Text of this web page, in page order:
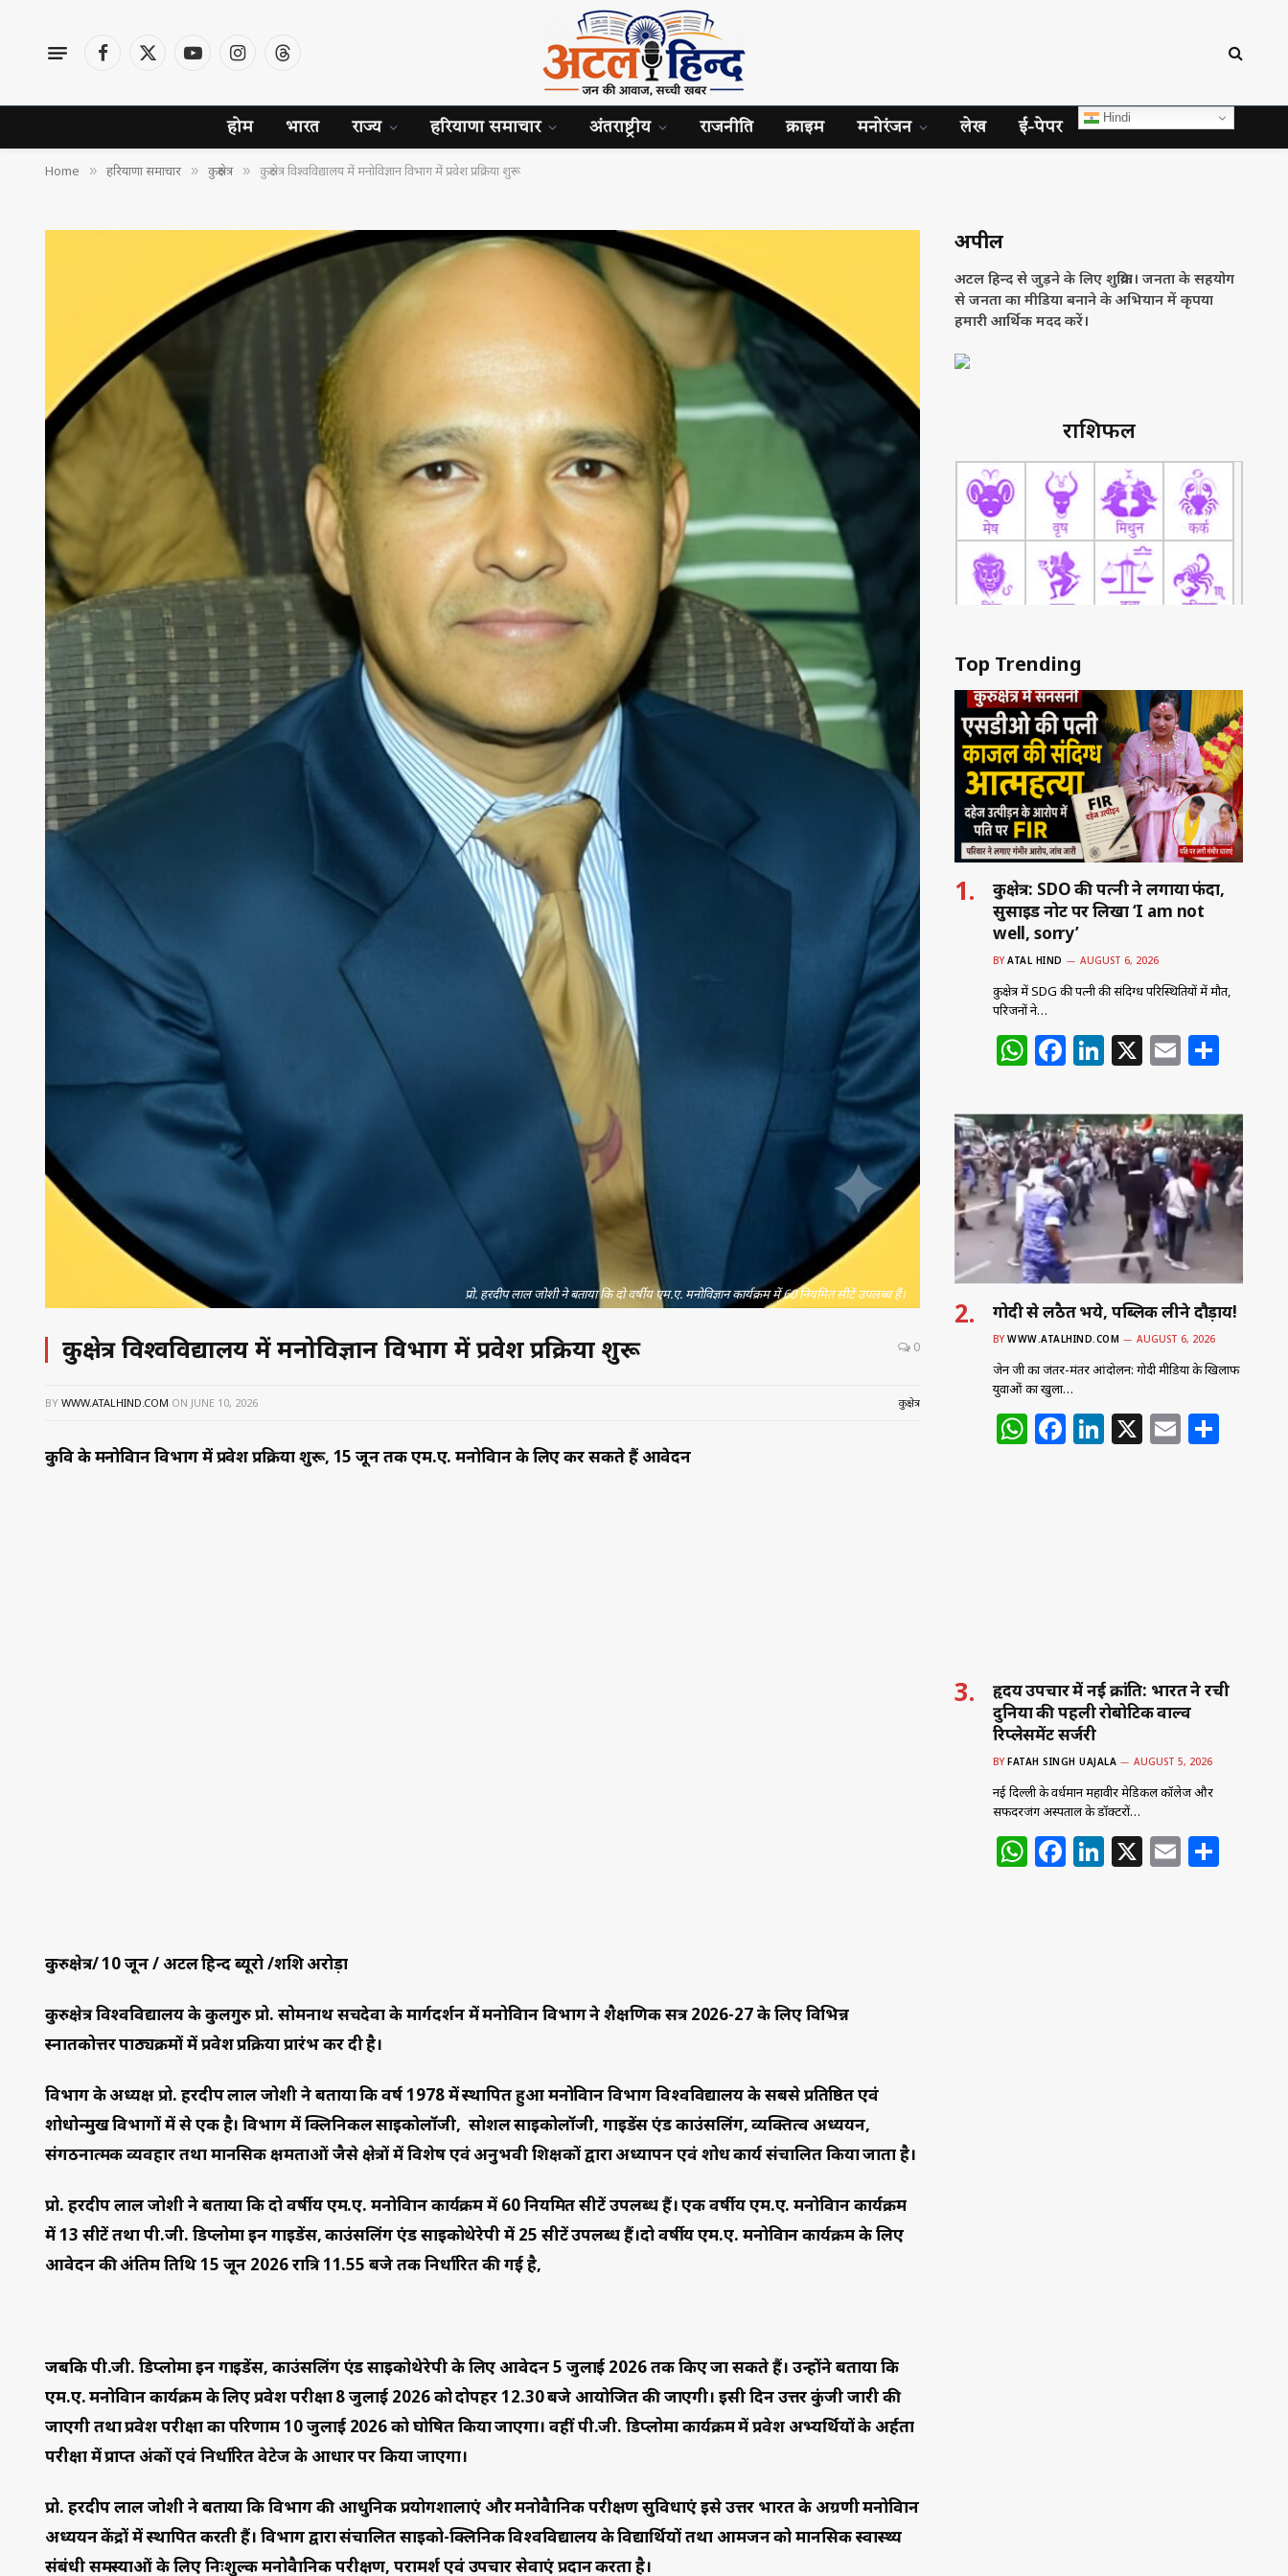
Facebook
X
YouTubeInstagramThreads
होम भारत राज्य हरियाणा समाचार अंतराष्ट्रीय राजनीति क्राइम मनोरंजन लेख ई-पेपर
Hindi
Home » हरियाणा समाचार » कुरुक्षेत्र » कुरुक्षेत्र विश्वविद्यालय में मनोविज्ञान विभाग में प्रवेश प्रक्रिया शुरू
प्रो. हरदीप लाल जोशी ने बताया कि दो वर्षीय एम.ए. मनोविज्ञान कार्यक्रम में 60 नियमित सीटें उपलब्ध हैं।
कुरुक्षेत्र विश्वविद्यालय में मनोविज्ञान विभाग में प्रवेश प्रक्रिया शुरू 0
BY WWW.ATALHIND.COM ON JUNE 10, 2026 कुरुक्षेत्र
कुवि के मनोविज्ञान विभाग में प्रवेश प्रक्रिया शुरू, 15 जून तक एम.ए. मनोविज्ञान के लिए कर सकते हैं आवेदन
कुरुक्षेत्र/ 10 जून / अटल हिन्द ब्यूरो /शशि अरोड़ा
कुरुक्षेत्र विश्वविद्यालय के कुलगुरु प्रो. सोमनाथ सचदेवा के मार्गदर्शन में मनोविज्ञान विभाग ने शैक्षणिक सत्र 2026-27 के लिए विभिन्न
स्नातकोत्तर पाठ्यक्रमों में प्रवेश प्रक्रिया प्रारंभ कर दी है।
विभाग के अध्यक्ष प्रो. हरदीप लाल जोशी ने बताया कि वर्ष 1978 में स्थापित हुआ मनोविज्ञान विभाग विश्वविद्यालय के सबसे प्रतिष्ठित एवं
शोधोन्मुख विभागों में से एक है। विभाग में क्लिनिकल साइकोलॉजी, सोशल साइकोलॉजी, गाइडेंस एंड काउंसलिंग, व्यक्तित्व अध्ययन,
संगठनात्मक व्यवहार तथा मानसिक क्षमताओं जैसे क्षेत्रों में विशेषज्ञ एवं अनुभवी शिक्षकों द्वारा अध्यापन एवं शोध कार्य संचालित किया जाता है।
प्रो. हरदीप लाल जोशी ने बताया कि दो वर्षीय एम.ए. मनोविज्ञान कार्यक्रम में 60 नियमित सीटें उपलब्ध हैं। एक वर्षीय एम.ए. मनोविज्ञान कार्यक्रम
में 13 सीटें तथा पी.जी. डिप्लोमा इन गाइडेंस, काउंसलिंग एंड साइकोथेरेपी में 25 सीटें उपलब्ध हैं।दो वर्षीय एम.ए. मनोविज्ञान कार्यक्रम के लिए
आवेदन की अंतिम तिथि 15 जून 2026 रात्रि 11.55 बजे तक निर्धारित की गई है,
जबकि पी.जी. डिप्लोमा इन गाइडेंस, काउंसलिंग एंड साइकोथेरेपी के लिए आवेदन 5 जुलाई 2026 तक किए जा सकते हैं। उन्होंने बताया कि
एम.ए. मनोविज्ञान कार्यक्रम के लिए प्रवेश परीक्षा 8 जुलाई 2026 को दोपहर 12.30 बजे आयोजित की जाएगी। इसी दिन उत्तर कुंजी जारी की
जाएगी तथा प्रवेश परीक्षा का परिणाम 10 जुलाई 2026 को घोषित किया जाएगा। वहीं पी.जी. डिप्लोमा कार्यक्रम में प्रवेश अभ्यर्थियों के अर्हता
परीक्षा में प्राप्त अंकों एवं निर्धारित वेटेज के आधार पर किया जाएगा।
प्रो. हरदीप लाल जोशी ने बताया कि विभाग की आधुनिक प्रयोगशालाएं और मनोवैज्ञानिक परीक्षण सुविधाएं इसे उत्तर भारत के अग्रणी मनोविज्ञान
अध्ययन केंद्रों में स्थापित करती हैं। विभाग द्वारा संचालित साइको-क्लिनिक विश्वविद्यालय के विद्यार्थियों तथा आमजन को मानसिक स्वास्थ्य
संबंधी समस्याओं के लिए निःशुल्क मनोवैज्ञानिक परीक्षण, परामर्श एवं उपचार सेवाएं प्रदान करता है।
अपील
अटल हिन्द से जुड़ने के लिए शुक्रिया। जनता के सहयोग
से जनता का मीडिया बनाने के अभियान में कृपया
हमारी आर्थिक मदद करें।
राशिफल
Top Trending
कुरुक्षेत्र: SDO की पत्नी ने लगाया फंदा,
सुसाइड नोट पर लिखा ‘I am not
well, sorry’
BY ATAL HIND AUGUST 6, 2026
कुरुक्षेत्र में SDG की पत्नी की संदिग्ध परिस्थितियों में मौत,
परिजनों ने…
W
h
at
s
A
p
p
F
a
c
e
b
o
o
k
Li
n
k
e
dI
n
X E
m
ai
l
ar
e
गोदी से लठैत भये, पब्लिक लीने दौड़ाय!
BY WWW.ATALHIND.COM AUGUST 6, 2026
जेन जी का जंतर-मंतर आंदोलन: गोदी मीडिया के खिलाफ
युवाओं का खुला…
W F Li X E
हृदय उपचार में नई क्रांति: भारत ने रची
दुनिया की पहली रोबोटिक वाल्व
रिप्लेसमेंट सर्जरी
BY FATAH SINGH UAJALA AUGUST 5, 2026
नई दिल्ली के वर्धमान महावीर मेडिकल कॉलेज और
सफदरजंग अस्पताल के डॉक्टरों…
W F Li X E